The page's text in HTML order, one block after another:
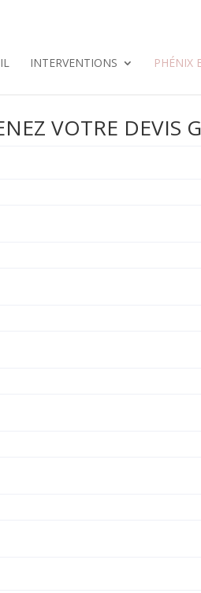
INTERVENTIONS PHÉNIX
VOTRE DEVIS